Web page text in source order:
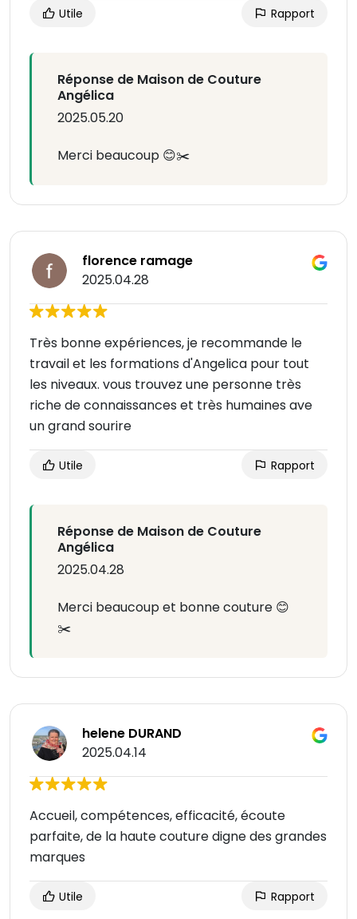
Utile Rapport
Réponse de Maison de Couture
Angélica
2025.05.20
Merci beaucoup 😊✂️
florence ramage
2025.04.28
Très bonne expériences, je recommande le
travail et les formations d'Angelica pour tout
les niveaux. vous trouvez une personne très
riche de connaissances et très humaines ave
un grand sourire
Utile Rapport
Réponse de Maison de Couture
Angélica
2025.04.28
Merci beaucoup et bonne couture 😊
✂️
helene DURAND
2025.04.14
Accueil, compétences, efficacité, écoute
parfaite, de la haute couture digne des grandes
marques
Utile Rapport